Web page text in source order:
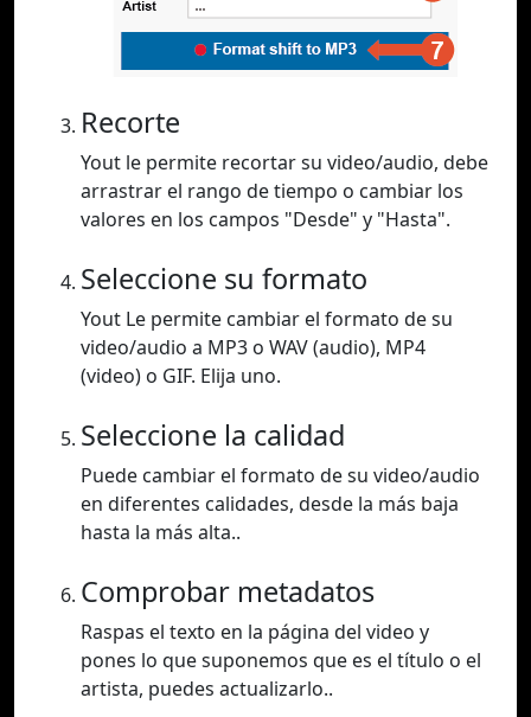
Recorte
Yout le permite recortar su video/audio, debe
arrastrar el rango de tiempo o cambiar los
valores en los campos "Desde" y "Hasta".
Seleccione su formato
Yout Le permite cambiar el formato de su
video/audio a MP3 o WAV (audio), MP4
(video) o GIF. Elija uno.
Seleccione la calidad
Puede cambiar el formato de su video/audio
en diferentes calidades, desde la más baja
hasta la más alta..
Comprobar metadatos
Raspas el texto en la página del video y
pones lo que suponemos que es el título o el
artista, puedes actualizarlo..